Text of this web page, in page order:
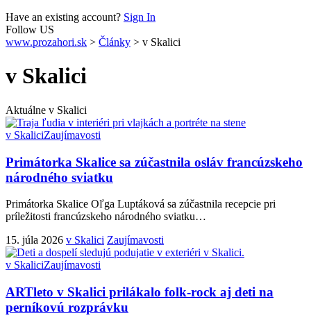
Have an existing account? Sign In
Follow US
www.prozahori.sk > Články > v Skalici
v Skalici
Aktuálne v Skalici
v SkaliciZaujímavosti
Primátorka Skalice sa zúčastnila osláv francúzskeho
národného sviatku
Primátorka Skalice Oľga Luptáková sa zúčastnila recepcie pri
príležitosti francúzskeho národného sviatku…
15. júla 2026 v Skalici Zaujímavosti
v SkaliciZaujímavosti
ARTleto v Skalici prilákalo folk-rock aj deti na
perníkovú rozprávku